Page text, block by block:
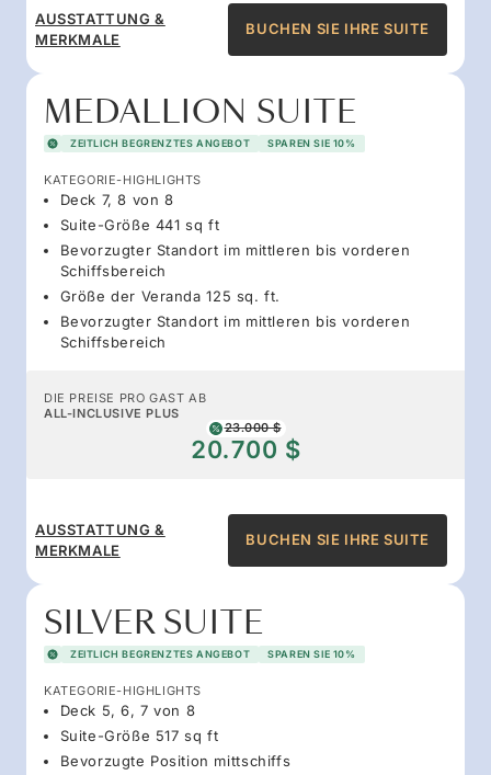
AUSSTATTUNG &
MERKMALE
BUCHEN SIE IHRE SUITE
MEDALLION SUITE
ZEITLICH BEGRENZTES ANGEBOT SPAREN SIE 10%
KATEGORIE-HIGHLIGHTS
Deck 7, 8 von 8
Suite-Größe 441 sq ft
Bevorzugter Standort im mittleren bis vorderen
Schiffsbereich
Größe der Veranda 125 sq. ft.
Bevorzugter Standort im mittleren bis vorderen
Schiffsbereich
DIE PREISE PRO GAST AB
ALL-INCLUSIVE PLUS
23.000 $
20.700 $
AUSSTATTUNG &
MERKMALE
BUCHEN SIE IHRE SUITE
SILVER SUITE
ZEITLICH BEGRENZTES ANGEBOT SPAREN SIE 10%
KATEGORIE-HIGHLIGHTS
Deck 5, 6, 7 von 8
Suite-Größe 517 sq ft
Bevorzugte Position mittschiffs